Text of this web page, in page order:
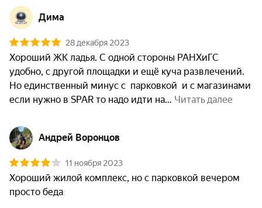
Дима
28 декабря 2023
Хороший ЖК ладья. С одной стороны РАНХиГС
удобно, с другой площадки и ещё куча развлечений.
Но единственный минус с  парковкой  и с магазинами
если нужно в SPAR то надо идти на
Читать далее
Андрей Воронцов
11 ноября 2023
Хороший жилой комплекс, но с парковкой вечером
просто беда